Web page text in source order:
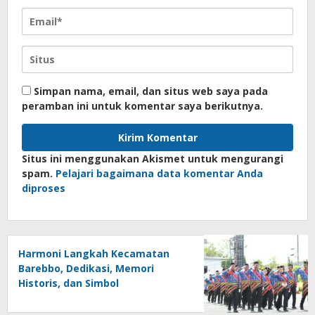
Simpan nama, email, dan situs web saya pada
peramban ini untuk komentar saya berikutnya.
Situs ini menggunakan Akismet untuk mengurangi
spam. Pelajari bagaimana data komentar Anda
diproses
Harmoni Langkah Kecamatan
Barebbo, Dedikasi, Memori
Historis, dan Simbol